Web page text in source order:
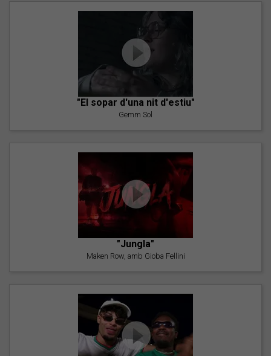
"El sopar d'una nit d'estiu"
Gemm Sol
"Jungla"
Maken Row, amb Gioba Fellini